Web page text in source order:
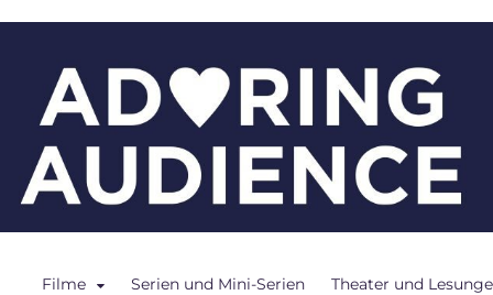
Filme Serien und Mini-Serien Theater und